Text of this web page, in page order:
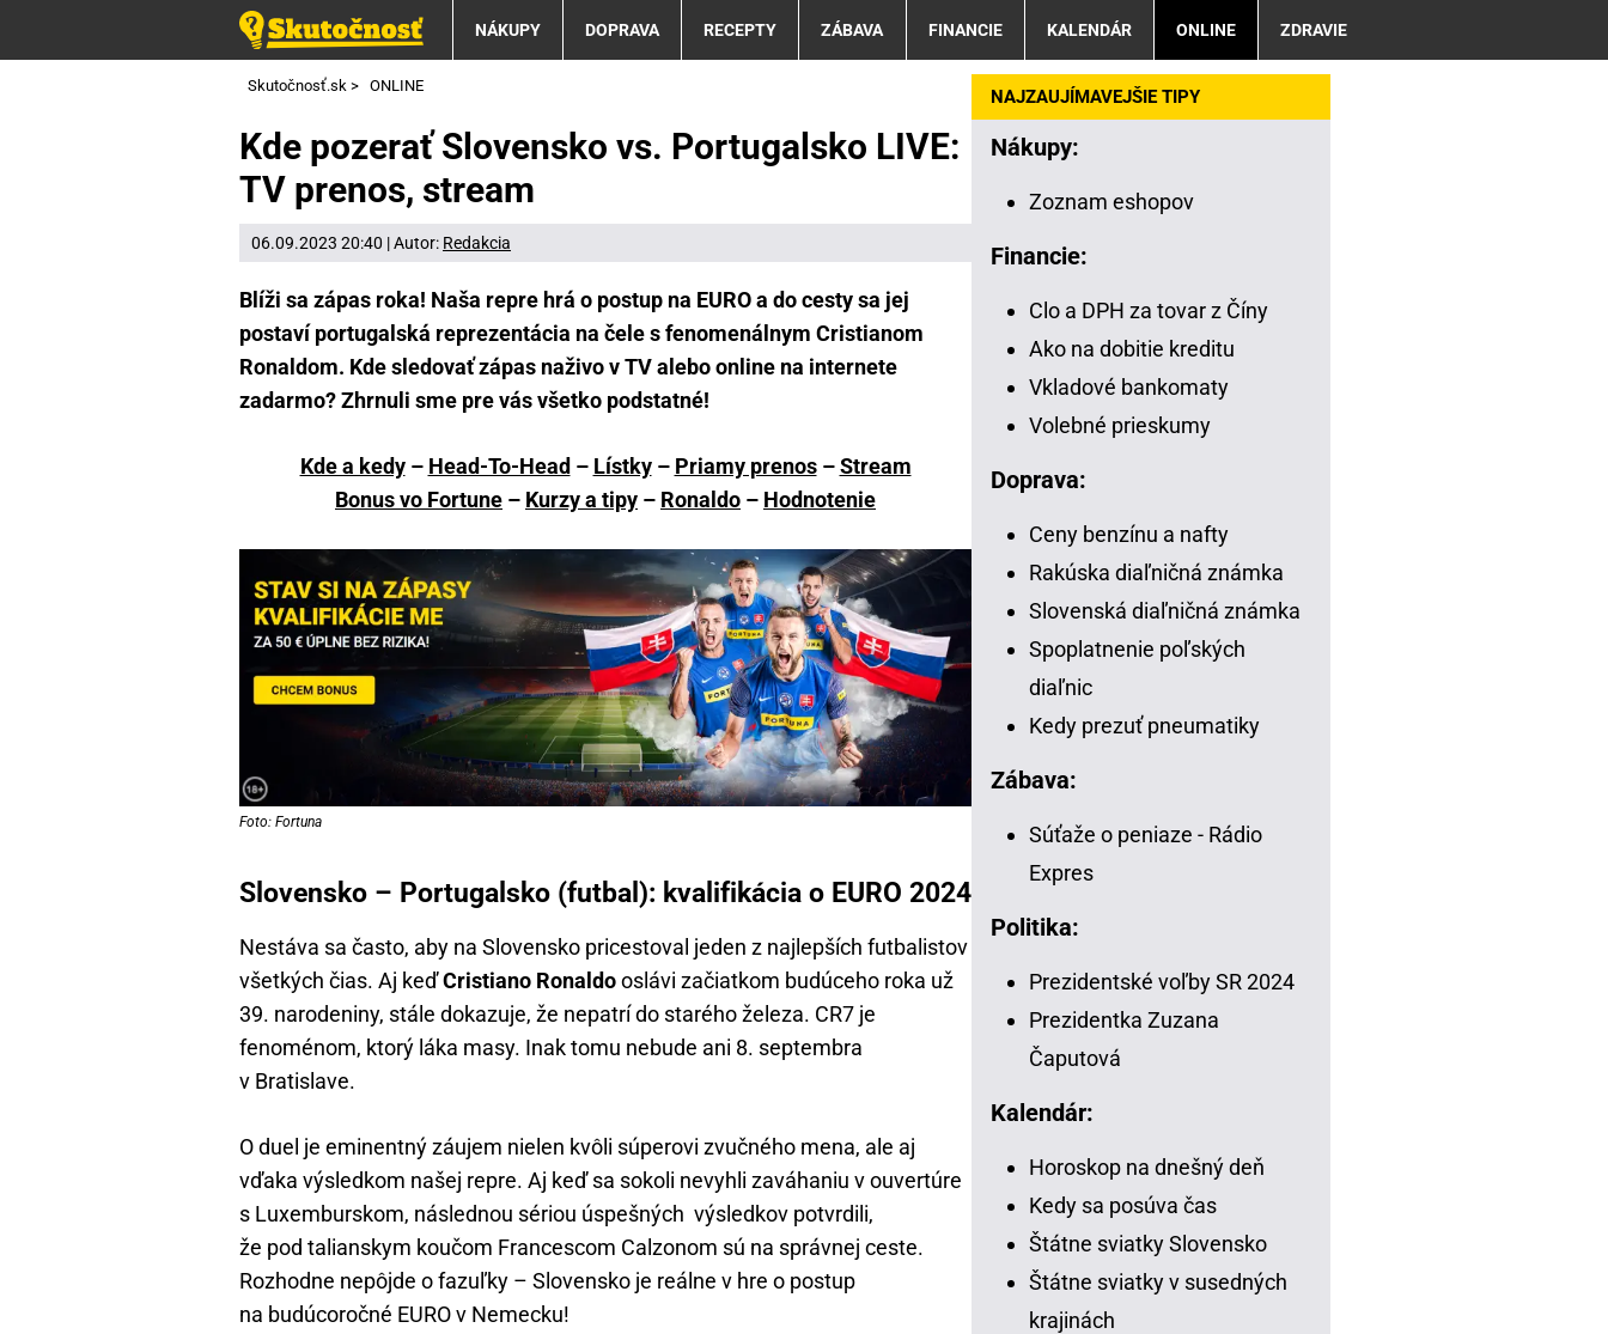
NÁKUPY DOPRAVA RECEPTY ZÁBAVA FINANCIE KALENDÁR ONLINE ZDRAVIE
Skutočnosť.sk > ONLINE
Kde pozerať Slovensko vs. Portugalsko LIVE:
TV prenos, stream
06.09.2023 20:40 | Autor: Redakcia
Blíži sa zápas roka! Naša repre hrá o postup na EURO a do cesty sa jej
postaví portugalská reprezentácia na čele s fenomenálnym Cristianom
Ronaldom. Kde sledovať zápas naživo v TV alebo online na internete
zadarmo? Zhrnuli sme pre vás všetko podstatné!
Kde a kedy– Head-To-Head – Lístky– Priamy prenos–Stream
Bonus vo Fortune – Kurzy a tipy – Ronaldo – Hodnotenie
Foto: Fortuna
Slovensko – Portugalsko (futbal): kvalifikácia o EURO 2024
Nestáva sa často, aby na Slovensko pricestoval jeden z najlepších futbalistov
všetkých čias. Aj keďCristiano Ronaldooslávi začiatkom budúceho roka už
39. narodeniny, stále dokazuje, že nepatrí do starého železa. CR7 je
fenoménom, ktorý láka masy. Inak tomu nebude ani 8. septembra
v Bratislave.
O duel je eminentný záujem nielen kvôli súperovi zvučného mena, ale aj
vďaka výsledkom našej repre. Aj keď sa sokoli nevyhli zaváhaniu v ouvertúre
s Luxemburskom, následnou sériou úspešných výsledkov potvrdili,
že pod talianskym koučom Francescom Calzonom sú na správnej ceste.
Rozhodne nepôjde o fazuľky – Slovensko je reálne v hre o postup
na budúcoročné EURO v Nemecku!
NAJZAUJÍMAVEJŠIE TIPY
Nákupy:
Zoznam eshopov
Financie:
Clo a DPH za tovar z Číny
Ako na dobitie kreditu
Vkladové bankomaty
Volebné prieskumy
Doprava:
Ceny benzínu a nafty
Rakúska diaľničná známka
Slovenská diaľničná známka
Spoplatnenie poľských
diaľnic
Kedy prezuť pneumatiky
Zábava:
Súťaže o peniaze - Rádio
Expres
Politika:
Prezidentské voľby SR 2024
Prezidentka Zuzana
Čaputová
Kalendár:
Horoskop na dnešný deň
Kedy sa posúva čas
Štátne sviatky Slovensko
Štátne sviatky v susedných
krajinách